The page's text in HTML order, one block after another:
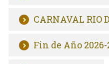
CARNAVAL RIO
Fin de Año